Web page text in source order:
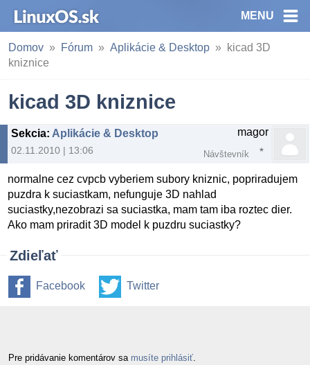
MENU
Domov Fórum Aplikácie & Desktop
kicad 3D
kniznice
kicad 3D kniznice
Sekcia: Aplikácie & Desktop
02.11.2010 | 13:06
magor
Návštevník
normalne cez cvpcb vyberiem subory kniznic, popriradujem
puzdra k suciastkam, nefunguje 3D nahlad
suciastky,nezobrazi sa suciastka, mam tam iba roztec dier.
Ako mam priradit 3D model k puzdru suciastky?
Zdieľať
Facebook Twitter
Pre pridávanie komentárov sa musíte prihlásiť